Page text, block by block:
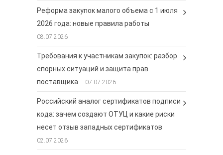
Реформа закупок малого объема с 1 июля
2026 года: новые правила работы
08.07.2026
Требования к участникам закупок: разбор
спорных ситуаций и защита прав
поставщика
07.07.2026
Российский аналог сертификатов подписи
кода: зачем создают ОТУЦ и какие риски
несет отзыв западных сертификатов
02.07.2026